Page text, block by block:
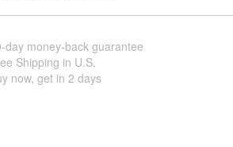
day money-back guarantee
Shipping in U.S.
now, get in 2 days